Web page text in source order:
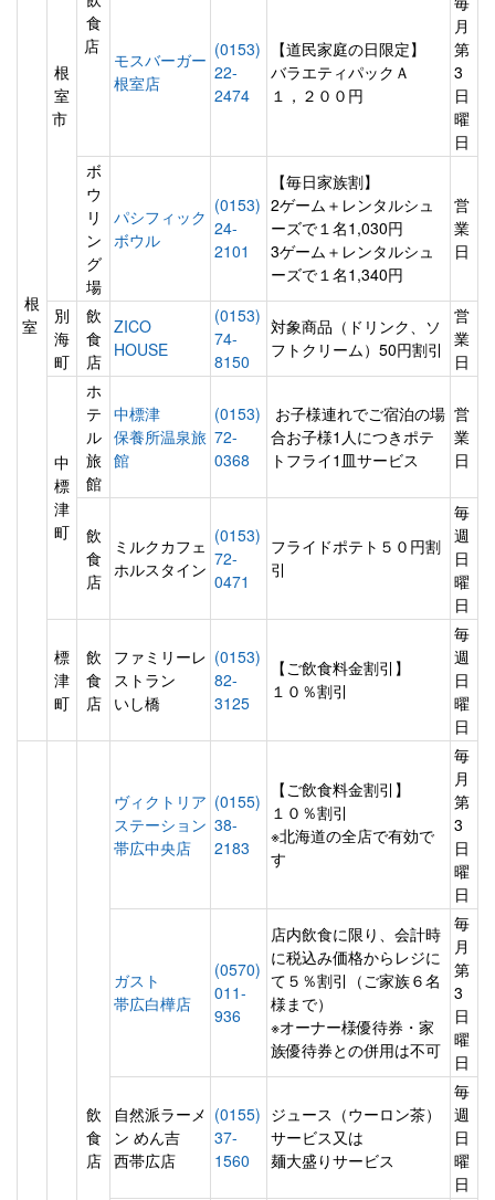
根
室
根
室
市
食
店
モスバーガー
根室店
(0153)
22-
2474
【道民家庭の日限定】
バラエティパックＡ
１，２００円
月
第
3
日
曜
日
ボ
ウ
リ
ン
グ
場
パシフィック
ボウル
(0153)
24-
2101
【毎日家族割】
2ゲーム＋レンタルシュ
ーズで１名1,030円
3ゲーム＋レンタルシュ
ーズで１名1,340円
営
業
日
別
海
町
飲
食
店
ZICO
HOUSE
(0153)
74-
8150
対象商品（ドリンク、ソ
フトクリーム）50円割引
営
業
日
中
標
津
町
ホ
テ
ル
旅
館
中標津
保養所温泉旅
館
(0153)
72-
0368
お子様連れでご宿泊の場
合お子様1人につきポテ
トフライ1皿サービス
営
業
日
飲
食
店
ミルクカフェ
ホルスタイン
(0153)
72-
0471
フライドポテト５０円割
引
毎
週
日
曜
日
標
津
町
飲
食
店
ファミリーレ
ストラン
いし橋
(0153)
82-
3125
【ご飲食料金割引】
１０％割引
毎
週
日
曜
日
飲
食
店
ヴィクトリア
ステーション
帯広中央店
(0155)
38-
2183
【ご飲食料金割引】
１０％割引
※北海道の全店で有効で
す
毎
月
第
3
日
曜
日
ガスト
帯広白樺店
(0570)
011-
936
店内飲食に限り、会計時
に税込み価格からレジに
て５％割引（ご家族６名
様まで）
※オーナー様優待券・家
族優待券との併用は不可
毎
月
第
3
日
曜
日
自然派ラーメ
ン めん吉
西帯広店
(0155)
37-
1560
ジュース（ウーロン茶）
サービス又は
麺大盛りサービス
毎
週
日
曜
日